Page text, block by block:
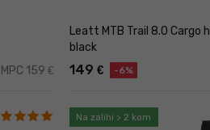
MPC 159 €
Leatt MTB Trail 8.0 Cargo
black
149 € -6%
Na zalihi > 2 kom